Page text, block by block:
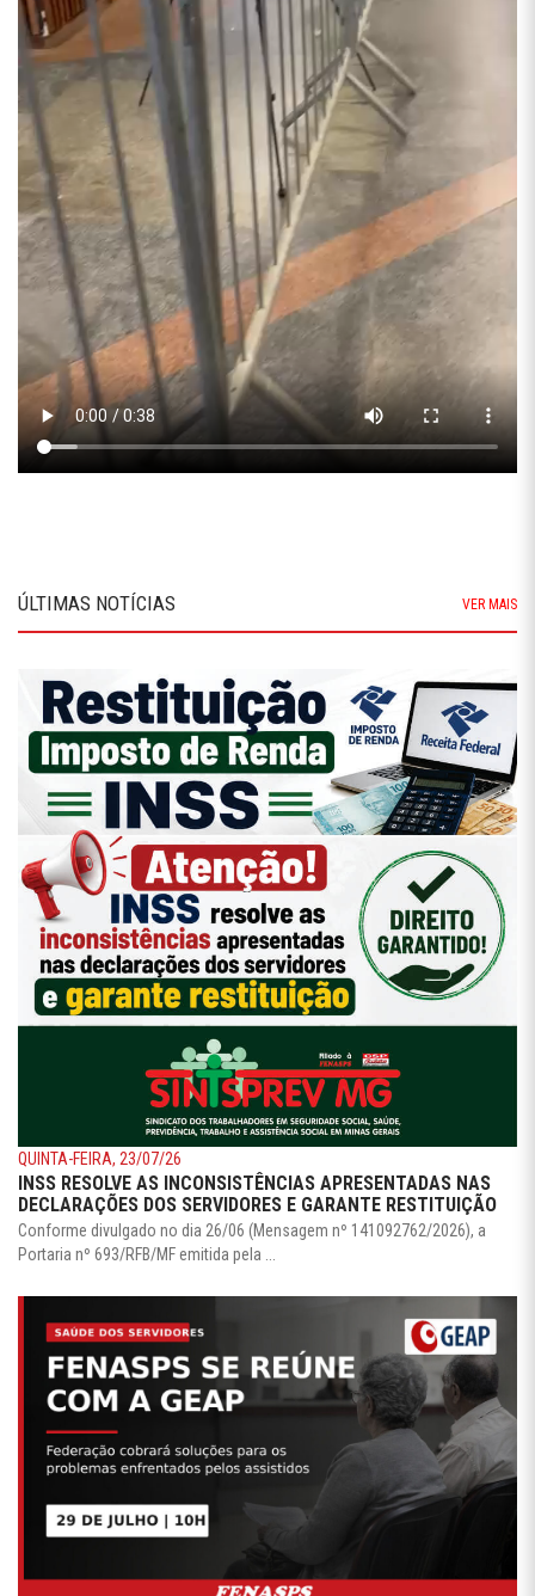
ÚLTIMAS NOTÍCIAS VER MAIS
QUINTA-FEIRA, 23/07/26
INSS RESOLVE AS INCONSISTÊNCIAS APRESENTADAS NAS
DECLARAÇÕES DOS SERVIDORES E GARANTE RESTITUIÇÃO
Conforme divulgado no dia 26/06 (Mensagem nº 141092762/2026), a
Portaria nº 693/RFB/MF emitida pela ...